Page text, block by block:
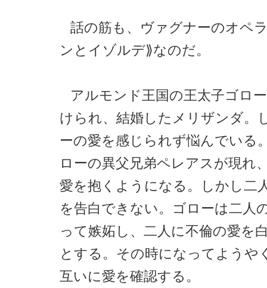
話の筋も、ヴァグナーのオペ
ンとイゾルデ⟫なのだ。
アルモンド王国の王太子ゴロ
けられ、結婚したメリザンダ。
ーの愛を感じられず悩んでいる
ローの異父兄弟ペレアスが現れ
愛を抱くようになる。しかし二
を告白できない。ゴローは二人
って嫉妬し、二人に不倫の愛を
とする。その時になってようや
互いに愛を確認する。